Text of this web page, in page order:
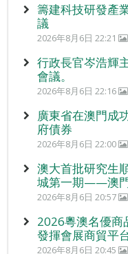
籌建科技研發產
議
2026年8月6日 22:21
行政長官岑浩輝
會議。
2026年8月6日 22:16
廣東省在澳門成
府債券
2026年8月6日 22:00
澳大首批研究生
城第一期——澳門
2026年8月6日 20:57
2026粵澳名優商
發揮會展商貿平
2026年8月6日 20:45